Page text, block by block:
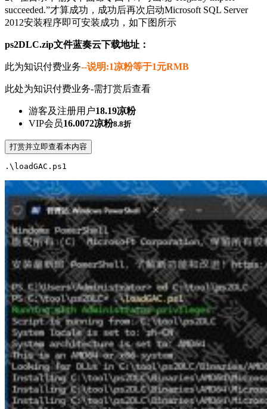
succeeded.”才算成功，成功后再次启动Microsoft SQL Server
2012安装程序即可安装成功，如下图所示
ps2DLC.zip文件蓝奏云下载地址：
此为知识付费业务--说明:1凉粉等于1元RMB
此处为知识付费业务-需打赏后查看
游客及注册用户18.19凉粉
VIP会员16.0072凉粉8.8折
打赏并立即查看本内容
.\loadGAC.ps1